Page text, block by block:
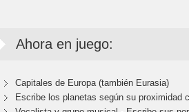
Ahora en juego:
Capitales de Europa (también Eurasia)
Escribe los planetas según su proximidad